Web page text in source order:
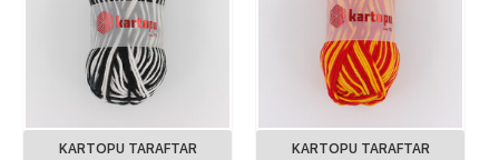
KARTOPU TARAFTAR
KARTOPU TARAFTAR